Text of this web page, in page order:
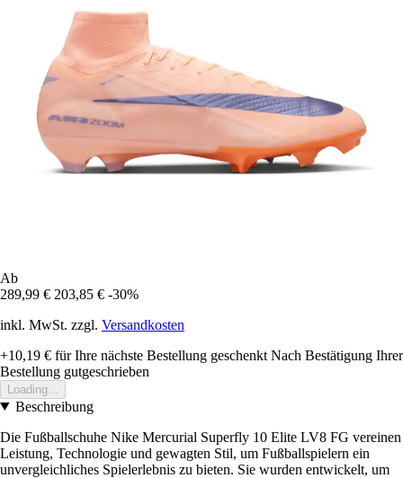
Ab
289,99 € 203,85 € -30%
inkl. MwSt. zzgl. Versandkosten
+10,19 € für Ihre nächste Bestellung geschenkt Nach Bestätigung Ihrer
Bestellung gutgeschrieben
Loading...
Beschreibung
Die Fußballschuhe Nike Mercurial Superfly 10 Elite LV8 FG vereinen
Leistung, Technologie und gewagten Stil, um Fußballspielern ein
unvergleichliches Spielerlebnis zu bieten. Sie wurden entwickelt, um